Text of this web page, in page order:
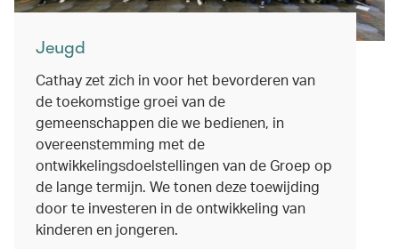
Jeugd
Cathay zet zich in voor het bevorderen van
de toekomstige groei van de
gemeenschappen die we bedienen, in
overeenstemming met de
ontwikkelingsdoelstellingen van de Groep op
de lange termijn. We tonen deze toewijding
door te investeren in de ontwikkeling van
kinderen en jongeren.